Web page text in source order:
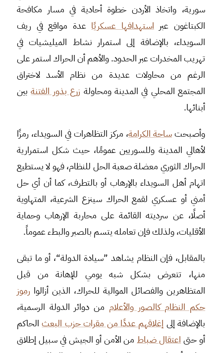
سورية، واتخاذ الأردن خطوة أحادية في مسار مكافحة
الكبتاغون عبر استهدافها عسكريًا عدة مواقع في ريف
السويداء، بالإضافة إلى استمرار نشاط الميليشيات في
تهريب المخدرات عبر الحدود. والأهم أن الحراك استمر على
الرغم من محاولات عديدة من نظام الأسد لاختراق
المجتمع المحلي في المدينة ومحاولة زرع بذور الفتنة بين
أبنائها.
وأصبحتساحة الكرامة، مركز التظاهرات في السويداء، رمزًا
لأهالي المدينة وللسوريين عمومًا، حيث شكل استمرارية
الحراك الثوري معضلة صعبة الحل للنظام، فهو لا يستطيع
اتهام أهل السويداء بالإرهاب أو بالتطرف، كما أن أي حل
أمني أو عسكري لقمع الحراك سينزع الشرعية، المتهاوية
أصلًا، عن سرديته القائمة على محاربة الإرهاب وحماية
الأقليات، ولذلك فإن تعامله يتسم بالصبر والبطء عموماً.
بالمقابل، فإن النظام يشاهد ”سيادة الدولة“، أو ما تبقى
منها، تتعرض بشكل شبه يومي للإهانة من قبل
المتظاهرين والفصائل الموالية للحراك، الذين أزالوا رموز
حكم النظام كالصور والأعلام من دوائر الدولة الرسمية،
بالإضافة إلى إغلاقهم عددًا من مقرات حزب البعث الحاكم
أو حتى اعتقال ضباط من الأمن أو الجيش في سبيل إطلاق